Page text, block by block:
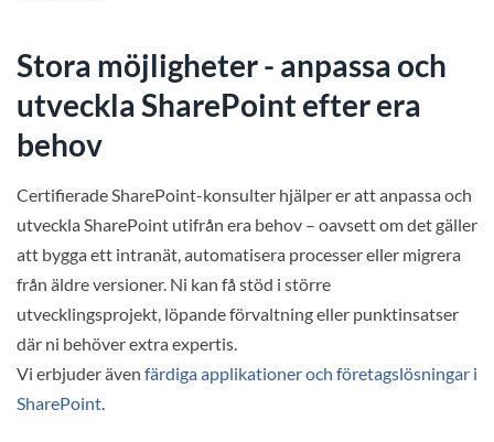
Stora möjligheter - anpassa och
utveckla SharePoint efter era
behov
Certifierade SharePoint-konsulter hjälper er att anpassa och
utveckla SharePoint utifrån era behov – oavsett om det gäller
att bygga ett intranät, automatisera processer eller migrera
från äldre versioner. Ni kan få stöd i större
utvecklingsprojekt, löpande förvaltning eller punktinsatser
där ni behöver extra expertis.
Vi erbjuder även färdiga applikationer och företagslösningar i
SharePoint.